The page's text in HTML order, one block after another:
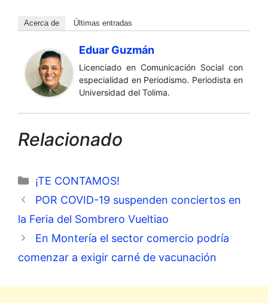
Acerca de Últimas entradas
Eduar Guzmán
Licenciado en Comunicación Social con
especialidad en Periodismo. Periodista en
Universidad del Tolima.
Relacionado
Categorías
¡TE CONTAMOS!
POR COVID-19 suspenden conciertos en
la Feria del Sombrero Vueltiao
En Montería el sector comercio podría
comenzar a exigir carné de vacunación